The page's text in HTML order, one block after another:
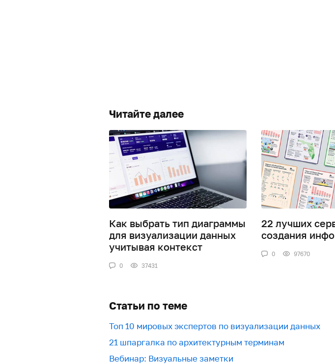
Читайте далее
Как выбрать тип диаграммы
для визуализации данных
учитывая контекст
0 37431
22 лучших
создания
0 97670
Статьи по теме
Топ 10 мировых экспертов по визуализации данных
21 шпаргалка по архитектурным терминам
Вебинар: Визуальные заметки